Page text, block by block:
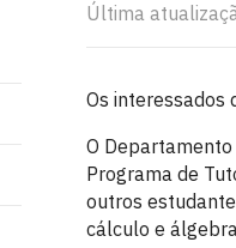
Última
Os interessados
O
Programa de
outros
cálculo e